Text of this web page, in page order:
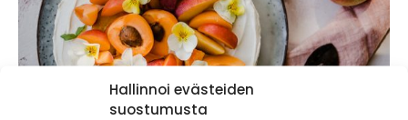
Hallinnoi evästeiden
suostumusta